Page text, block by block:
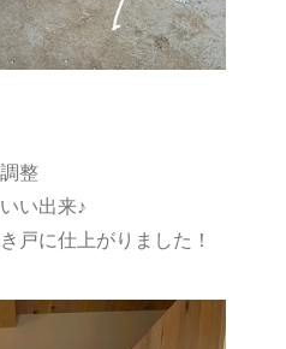
整
い出来♪
戸に仕上がりました！